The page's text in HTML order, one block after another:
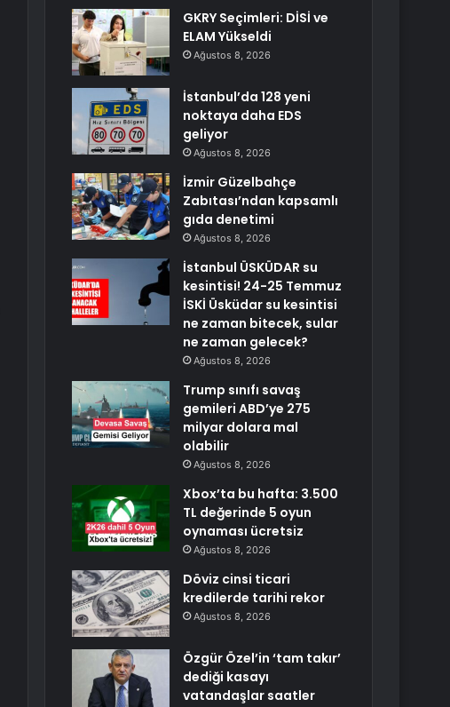
GKRY Seçimleri: DİSİ ve
ELAM Yükseldi
Ağustos 8, 2026
İstanbul’da 128 yeni
noktaya daha EDS
geliyor
Ağustos 8, 2026
İzmir Güzelbahçe
Zabıtası’ndan kapsamlı
gıda denetimi
Ağustos 8, 2026
İstanbul ÜSKÜDAR su
kesintisi! 24-25 Temmuz
İSKİ Üsküdar su kesintisi
ne zaman bitecek, sular
ne zaman gelecek?
Ağustos 8, 2026
Trump sınıfı savaş
gemileri ABD’ye 275
milyar dolara mal
olabilir
Ağustos 8, 2026
Xbox’ta bu hafta: 3.500
TL değerinde 5 oyun
oynaması ücretsiz
Ağustos 8, 2026
Döviz cinsi ticari
kredilerde tarihi rekor
Ağustos 8, 2026
Özgür Özel’in ‘tam takır’
dediği kasayı
vatandaşlar saatler